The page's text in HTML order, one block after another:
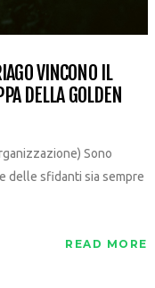
VINCONO IL
DELLA GOLDEN
Sono
delle sfidanti sia sempre
READ MORE